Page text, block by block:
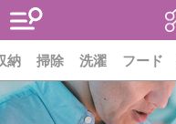
納 掃除 洗濯 フード